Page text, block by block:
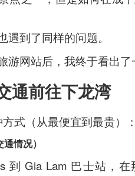
到了同样的问题。
游网站后，我终于看出了
通前往下龙湾
式（从最便宜到最贵）：
情况）
到 Gia Lam 巴士站，
Stonebowl and I’ve never
and Parramatta.